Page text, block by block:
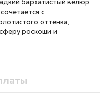
бархатистый велюр
с
оттенка,
роскоши и